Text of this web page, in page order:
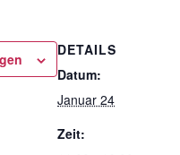
DETAILS
Datum:
Januar 24
Zeit: